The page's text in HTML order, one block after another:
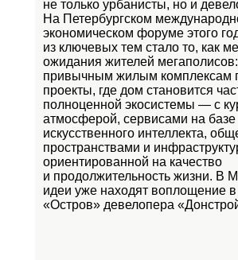
не только урбанисты, но и
На Петербургском
экономическом форуме этого
из ключевых тем стало то, как
ожидания жителей
привычным жилым комплексам
проекты, где дом становится
полноценной экосистемы — с
атмосферой, сервисами на базе
искусственного интеллекта,
пространствами и
ориентированной на качество
и продолжительность жизни. В
идеи уже находят воплощение в
«Остров» девелопера